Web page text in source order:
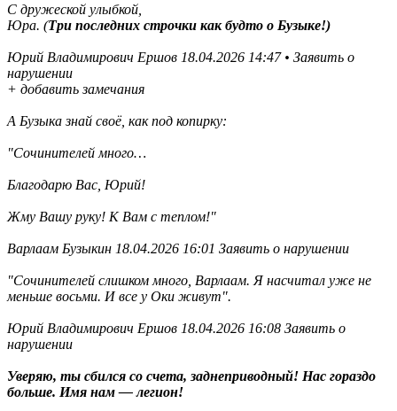
С дружеской улыбкой,
Юра. (Три последних строчки как будто о Бузыке!)
Юрий Владимирович Ершов 18.04.2026 14:47 • Заявить о
нарушении
+ добавить замечания
А Бузыка знай своё, как под копирку:
"Сочинителей много…
Благодарю Вас, Юрий!
Жму Вашу руку! К Вам с теплом!"
Варлаам Бузыкин 18.04.2026 16:01 Заявить о нарушении
"Сочинителей слишком много, Варлаам. Я насчитал уже не
меньше восьми. И все у Оки живут".
Юрий Владимирович Ершов 18.04.2026 16:08 Заявить о
нарушении
Уверяю, ты сбился со счета, заднеприводный! Нас гораздо
больше. Имя нам — легион!